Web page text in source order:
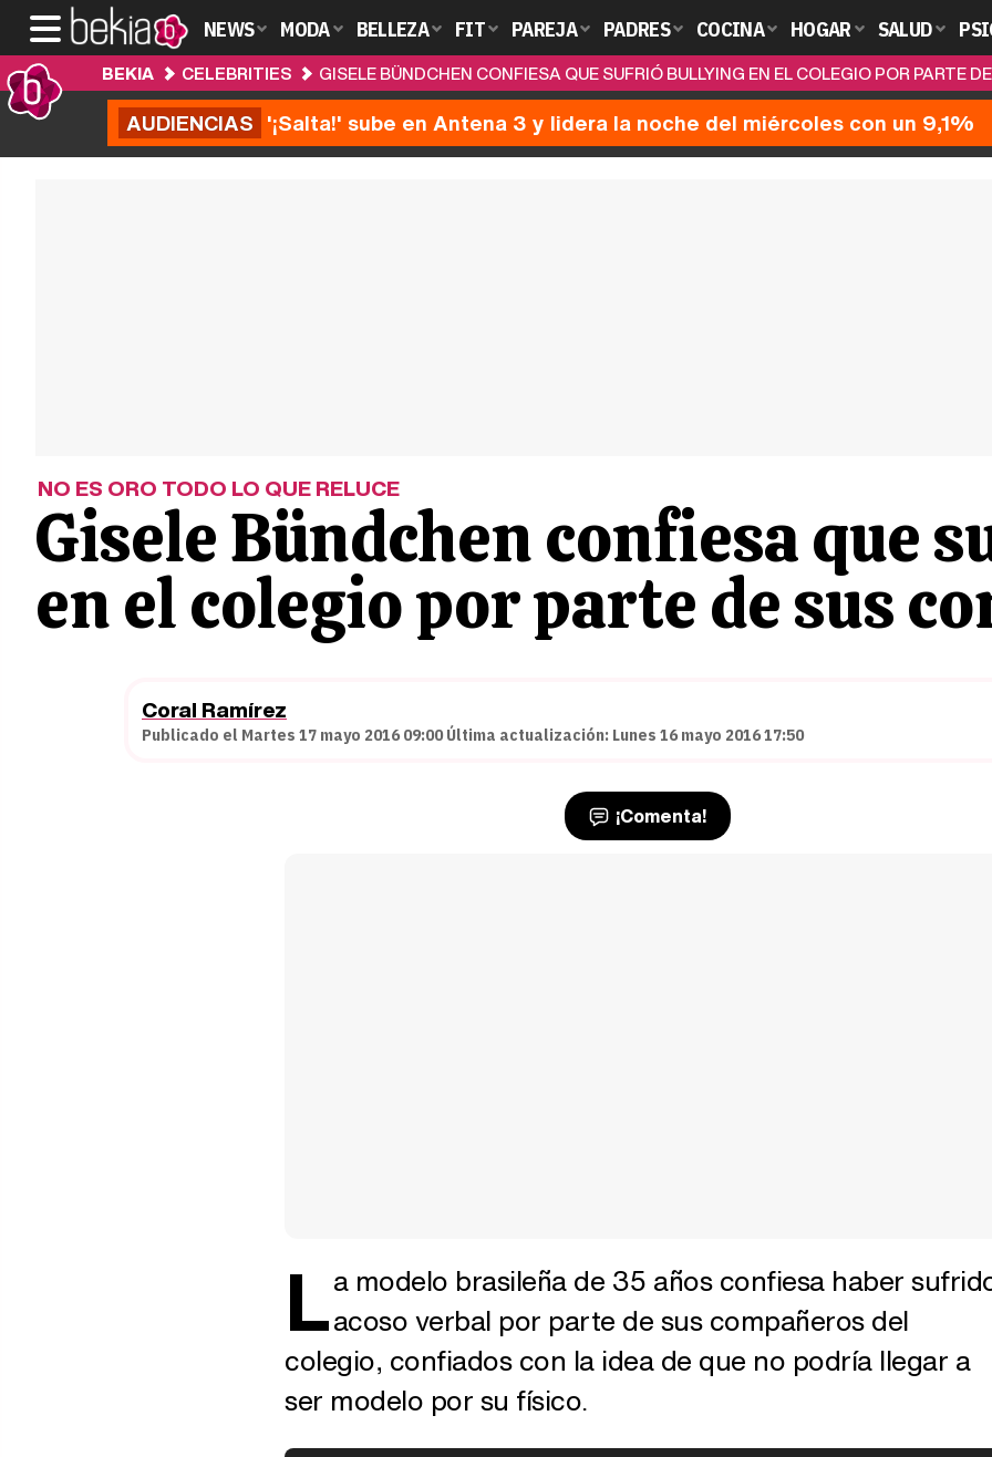
NEWS MODA BELLEZA FIT PAREJA PADRES COCINA HOGAR SALUD
BEKIA CELEBRITIES GISELE BÜNDCHEN CONFIESA QUE SUFRIÓ BULLYING EN EL COLEGIO POR PARTE
AUDIENCIAS '¡Salta!' sube en Antena 3 y lidera la noche del miércoles con un 9,1%
NO ES ORO TODO LO QUE RELUCE
Gisele Bündchen confiesa que
en el colegio por parte de sus
Coral Ramírez
Publicado el Martes 17 mayo 2016 09:00 Última actualización: Lunes 16 mayo 2016 17:50
¡Comenta!
La modelo brasileña de 35 años confiesa haber
acoso verbal por parte de sus compañeros del
colegio, confiados con la idea de que no podría llegar a
ser modelo por su físico.